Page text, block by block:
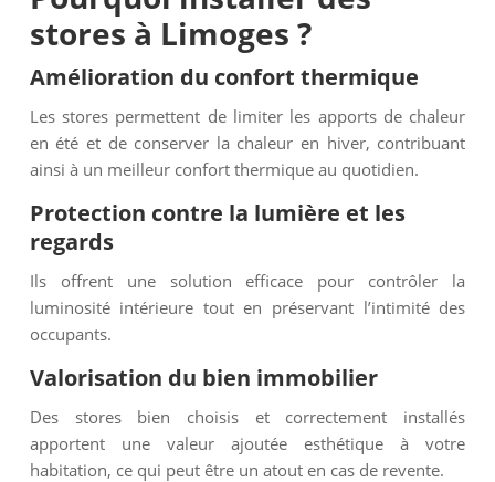
stores à Limoges ?
Amélioration du confort thermique
Les stores permettent de limiter les apports de chaleur
en été et de conserver la chaleur en hiver, contribuant
ainsi à un meilleur confort thermique au quotidien.
Protection contre la lumière et les
regards
Ils offrent une solution efficace pour contrôler la
luminosité intérieure tout en préservant l’intimité des
occupants.
Valorisation du bien immobilier
Des stores bien choisis et correctement installés
apportent une valeur ajoutée esthétique à votre
habitation, ce qui peut être un atout en cas de revente.